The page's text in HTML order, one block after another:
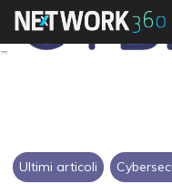
Ultimi articoli